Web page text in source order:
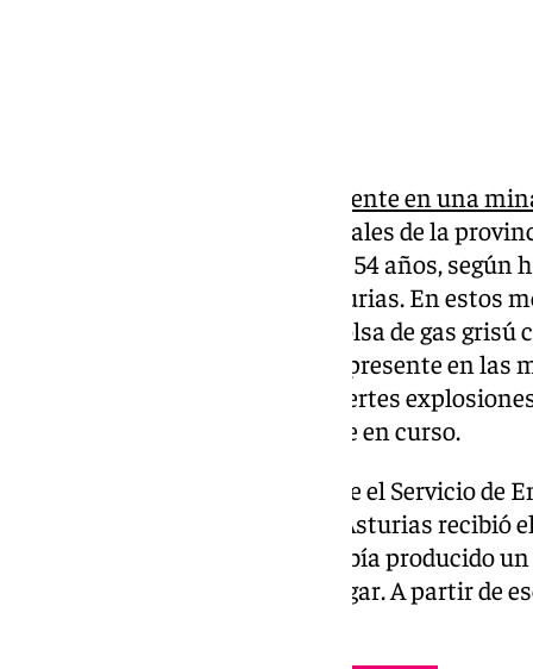
en un accidente en una
asturiano de Degaña, son naturales de la
comprendidas entre los 32 y los 54 años,
Delegación del Gobierno de Asturias. En estos
investigación apuntan a una bolsa de gas grisú
la detonación, un componente presente en las
contacto con el aire, provoca fuertes
para esclarecer lo ocurrido sigue en curso.
Tal y como han informado desde el Servicio de
Asturias (SEPA), la sala del 112 Asturias recibió
9.30 horas, indicando que se había producido
había personas heridas en el lugar. A partir de